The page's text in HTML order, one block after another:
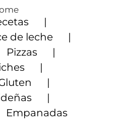
de leche
Pizzas
Empanadas